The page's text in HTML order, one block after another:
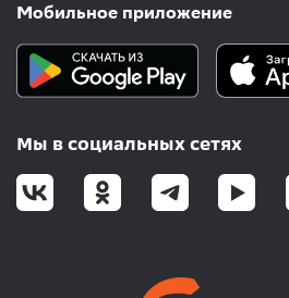
Мобильное приложение
Мы в социальных сетях